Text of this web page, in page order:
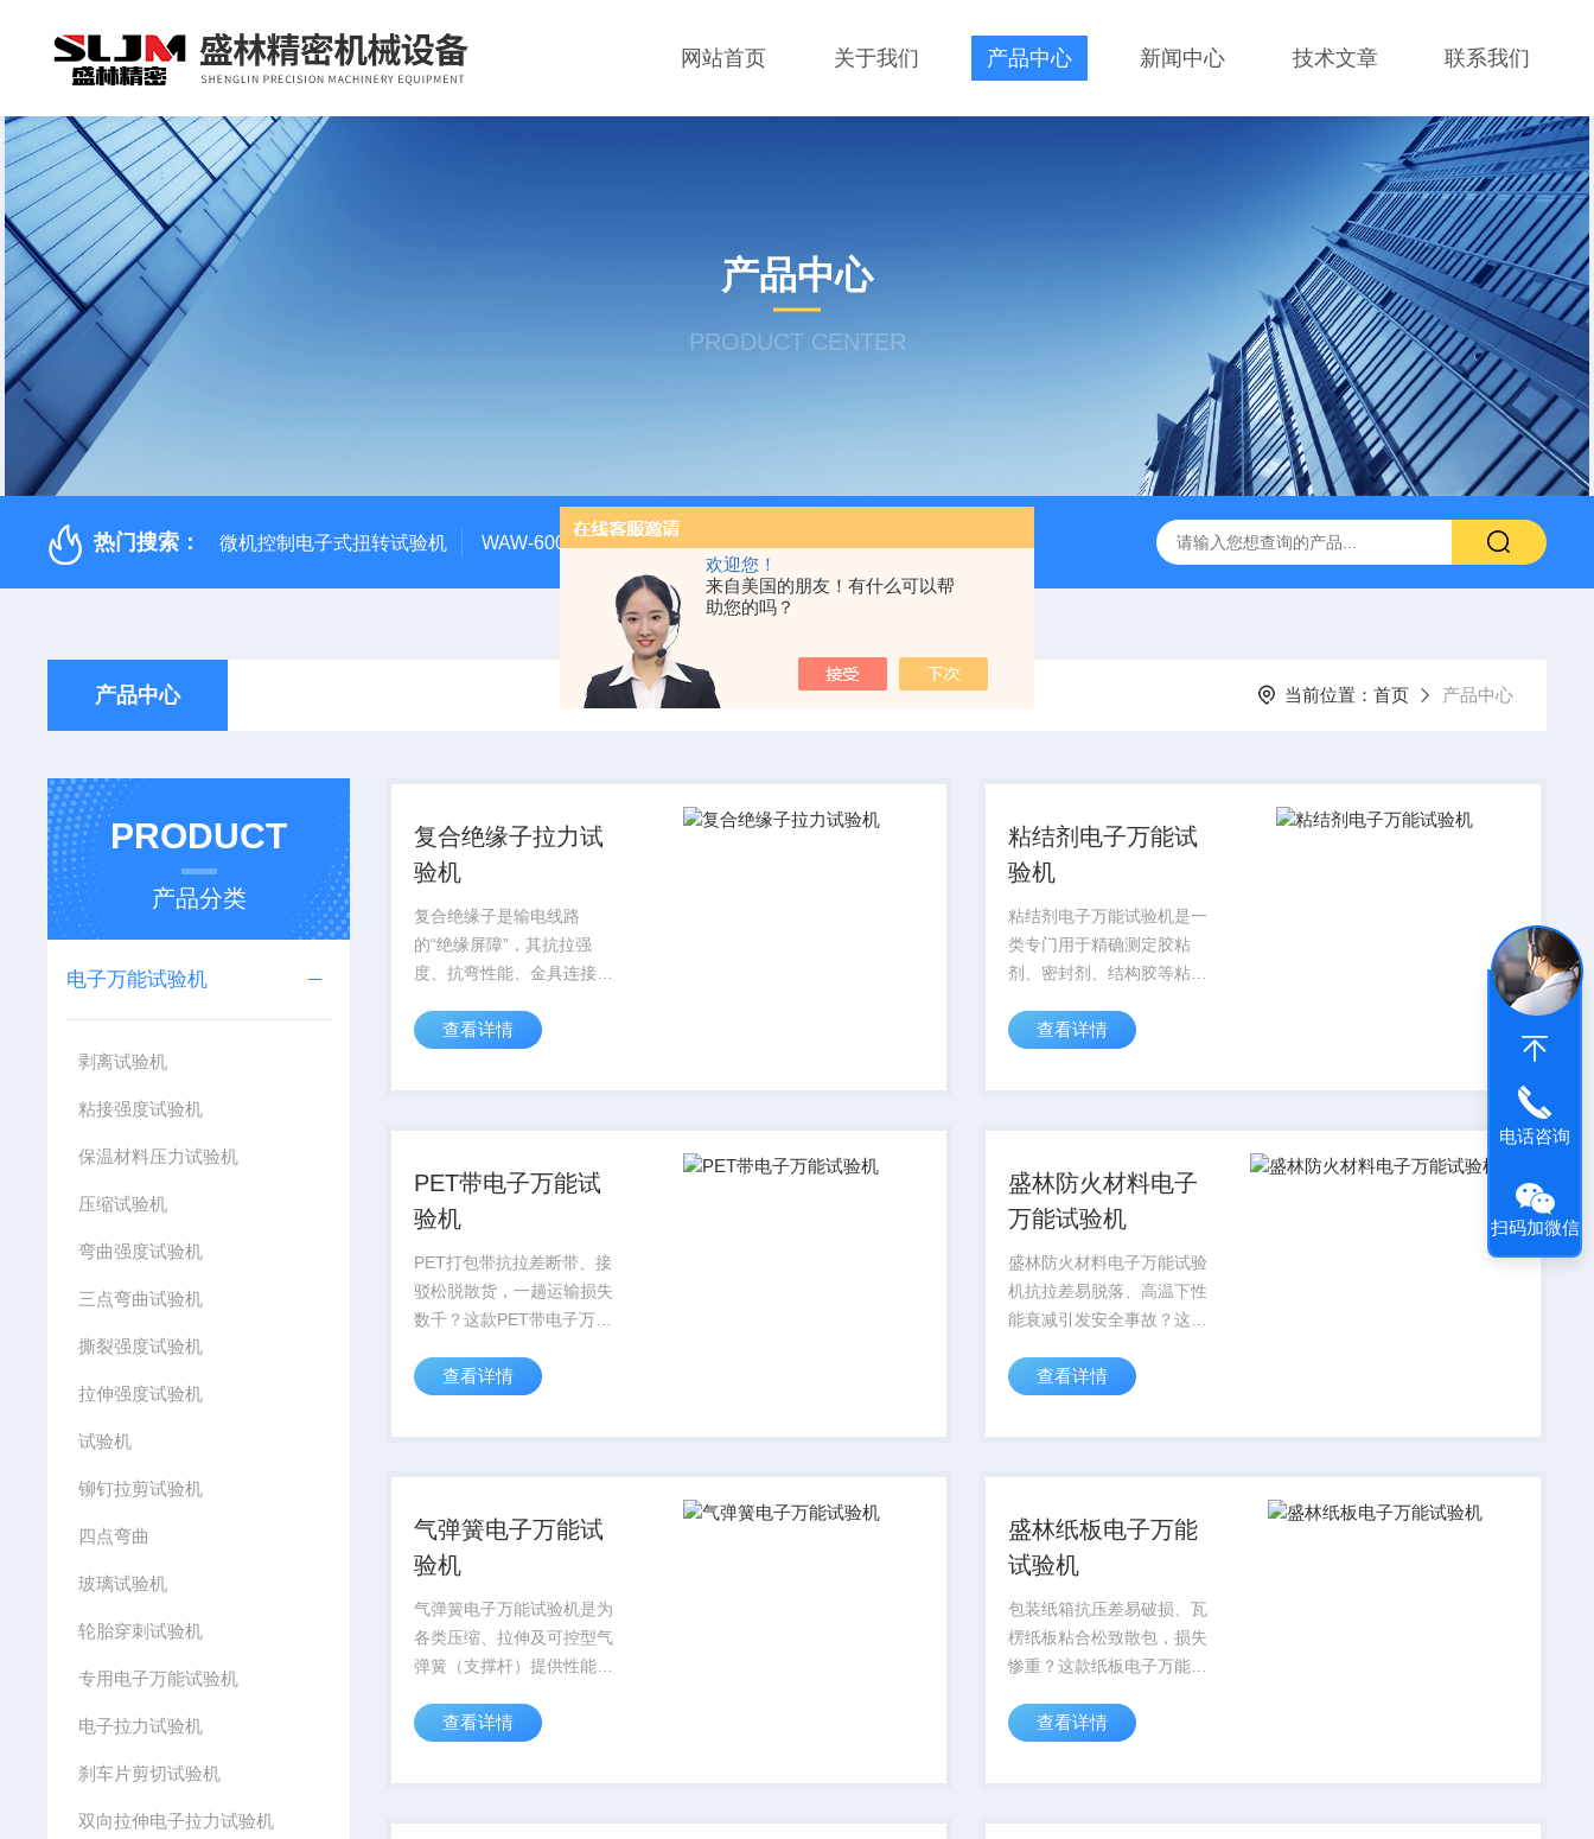
欢迎您！
来自美国的朋友！有什么可以帮
助您的吗？
网站首页 关于我们 产品中心 新闻中心 技术文章 联系我们
产品中心
PRODUCT CENTER
热门搜索： 微机控制电子式扭转试验机 WAW-600D60吨螺栓拉伸试验机 盛林碳硫高速分析仪 CMT4504盛林5吨万能拉力试验机
产品中心 当前位置： 首页 产品中心
PRODUCT
产品分类
电子万能试验机
剥离试验机
粘接强度试验机
保温材料压力试验机
压缩试验机
弯曲强度试验机
三点弯曲试验机
撕裂强度试验机
拉伸强度试验机
试验机
铆钉拉剪试验机
四点弯曲
玻璃试验机
轮胎穿刺试验机
专用电子万能试验机
电子拉力试验机
刹车片剪切试验机
双向拉伸电子拉力试验机
复合绝缘子拉力试
验机
复合绝缘子是输电线路
的“绝缘屏障”，其抗拉强
度、抗弯性能、金具连接强
学质量不达标易引发断线、
款复合绝缘子拉力试验机，
查看详情
粘结剂电子万能试
验机
粘结剂电子万能试验机是一
类专门用于精确测定胶粘
剂、密封剂、结构胶等粘接
高精度检测设备。它通过对
的各类载荷，精确测量其在
查看详情
PET带电子万能试
验机
PET打包带抗拉差断带、接
驳松脱散货，一趟运输损失
数千？这款PET带电子万能
学检测量身打造，可精准测
熔接驳强度、保载性能等核
查看详情
盛林防火材料电子
万能试验机
盛林防火材料电子万能试验
机抗拉差易脱落、高温下性
能衰减引发安全事故？这款
专为防火材料力学性能检测
强度、抗压强度、粘结强
查看详情
气弹簧电子万能试
验机
气弹簧电子万能试验机是为
各类压缩、拉伸及可控型气
弹簧（支撑杆）提供性能检
度模拟产品在实际工作状态
其输出力值、动态摩擦力、
查看详情
盛林纸板电子万能
试验机
包装纸箱抗压差易破损、瓦
楞纸板粘合松致散包，损失
惨重？这款纸板电子万能试
学检测量身打造，盛林纸板
抗拉强度、耐破度、粘合强
查看详情
电话咨询
扫码加微信